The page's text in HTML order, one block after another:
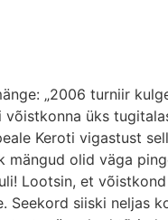
„2006 turniir
üks
Keroti vigastust
olid väga
Lootsin, et
siiski neljas